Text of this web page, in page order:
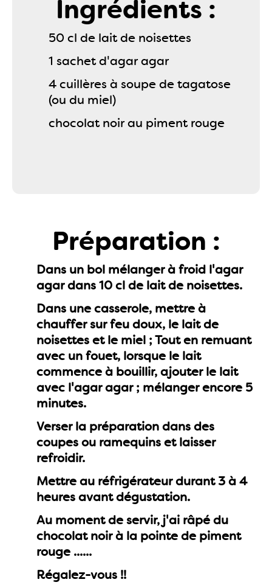
Ingrédients :
50 cl de lait de noisettes
1 sachet d'agar agar
4 cuillères à soupe de tagatose
(ou du miel)
chocolat noir au piment rouge
Préparation :
Dans un bol mélanger à froid l'agar
agar dans 10 cl de lait de noisettes.
Dans une casserole, mettre à
chauffer sur feu doux, le lait de
noisettes et le miel ; Tout en remuant
avec un fouet, lorsque le lait
commence à bouillir, ajouter le lait
avec l'agar agar ; mélanger encore 5
minutes.
Verser la préparation dans des
coupes ou ramequins et laisser
refroidir.
Mettre au réfrigérateur durant 3 à 4
heures avant dégustation.
Au moment de servir, j'ai râpé du
chocolat noir à la pointe de piment
rouge ......
Régalez-vous !!